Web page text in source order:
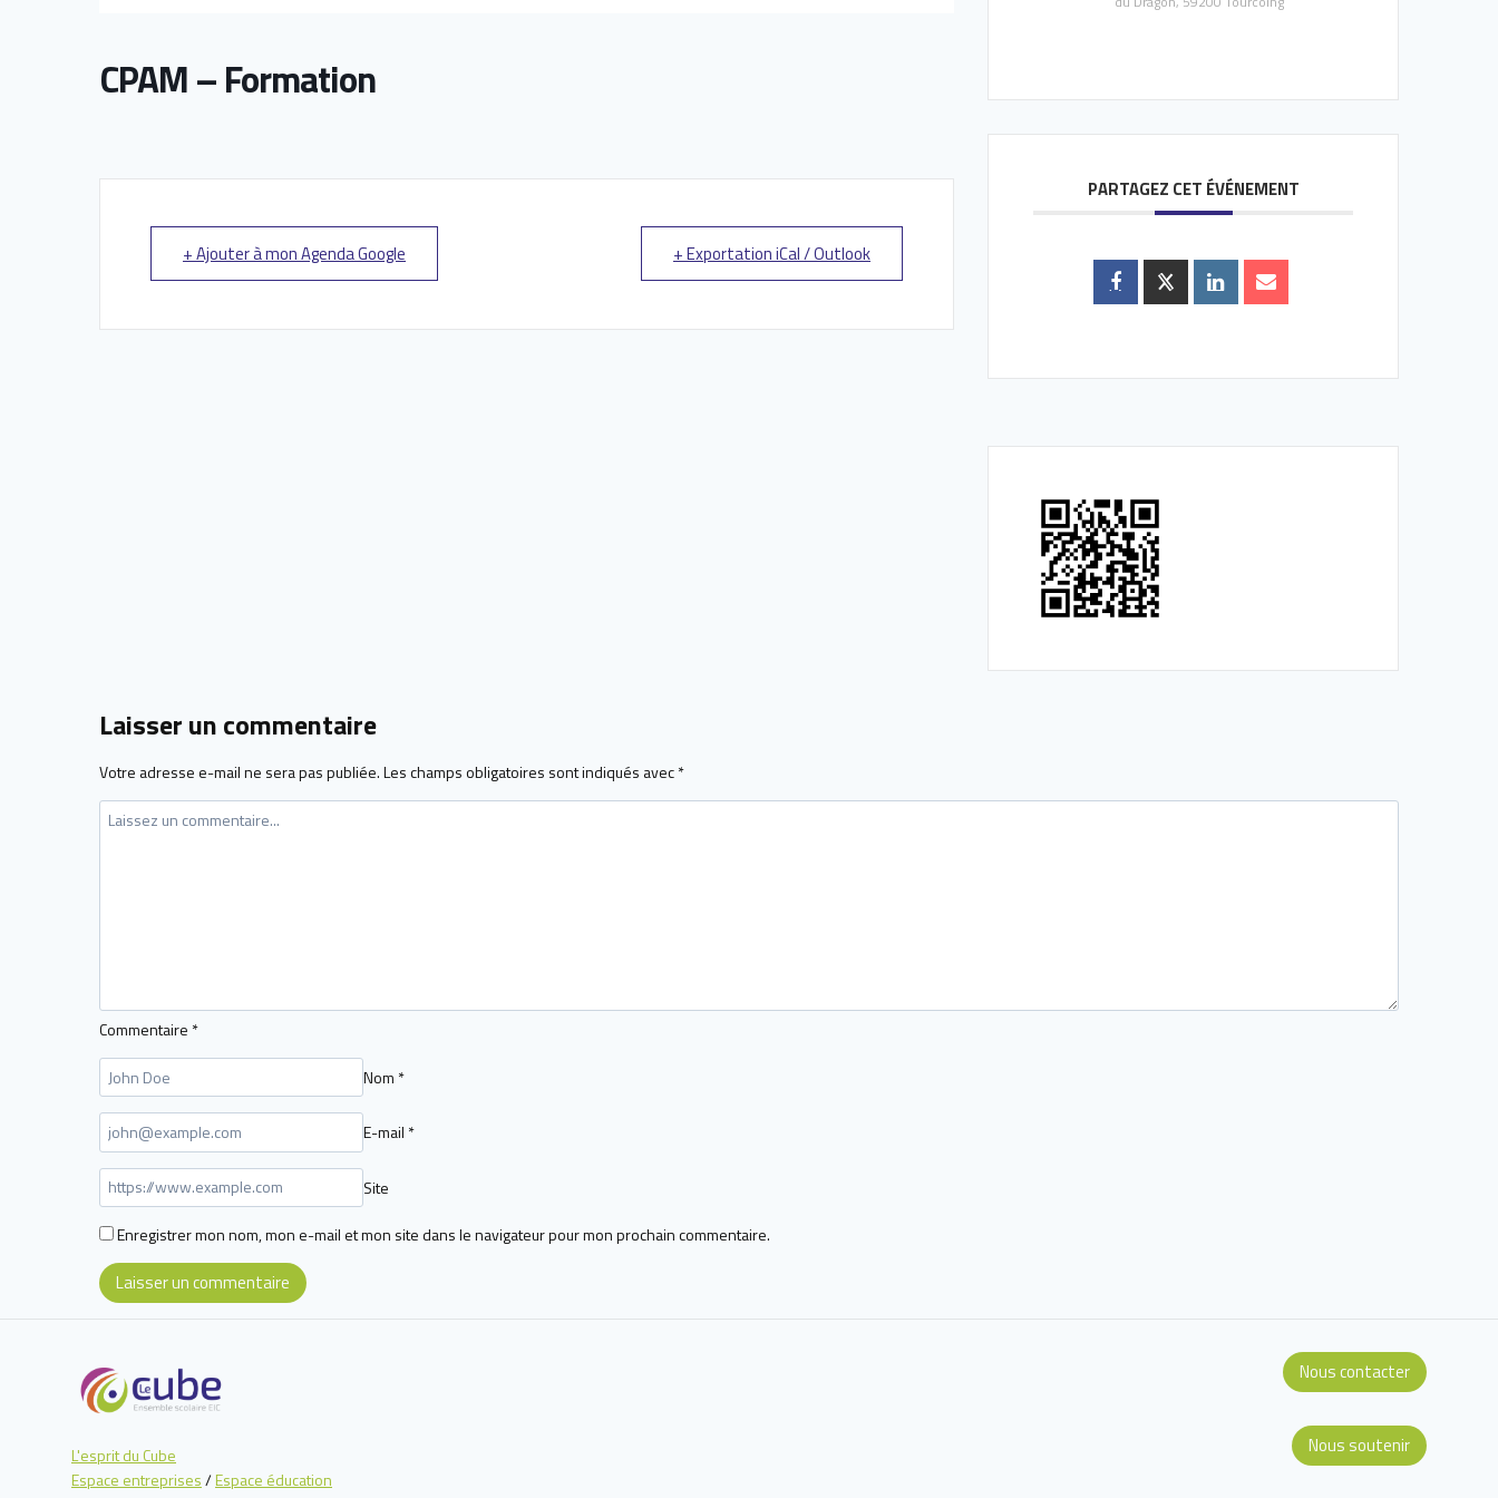
CPAM – Formation
+ Ajouter à mon Agenda Google + Exportation iCal / Outlook
PARTAGEZ CET ÉVÉNEMENT
Laisser un commentaire
Votre adresse e-mail ne sera pas publiée.Les champs obligatoires sont indiqués avec*
Commentaire *
Nom *
E-mail *
Site
Enregistrer mon nom, mon e-mail et mon site dans le navigateur pour mon prochain commentaire.
L'esprit du Cube
Espace entreprises/Espace éducation
Nous contacter
Nous soutenir